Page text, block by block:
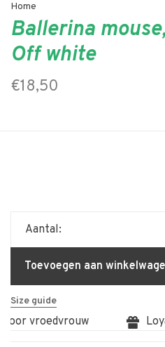
Home
Ballerina
Off white
€18,50
Aantal:
Toevoegen aan
Size guide
vroedvrouw